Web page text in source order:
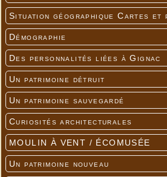
Situation géographique Cartes et
Démographie
Des personnalités liées à Gignac
Un patrimoine détruit
Un patrimoine sauvegardé
Curiosités architecturales
MOULIN À VENT / ÉCOMUSÉE
Un patrimoine nouveau
Ballade à la lune
Alfred de Musset (Extrait)
C'était, dans la nuit brune,
Sur le clocher jauni,
La lune